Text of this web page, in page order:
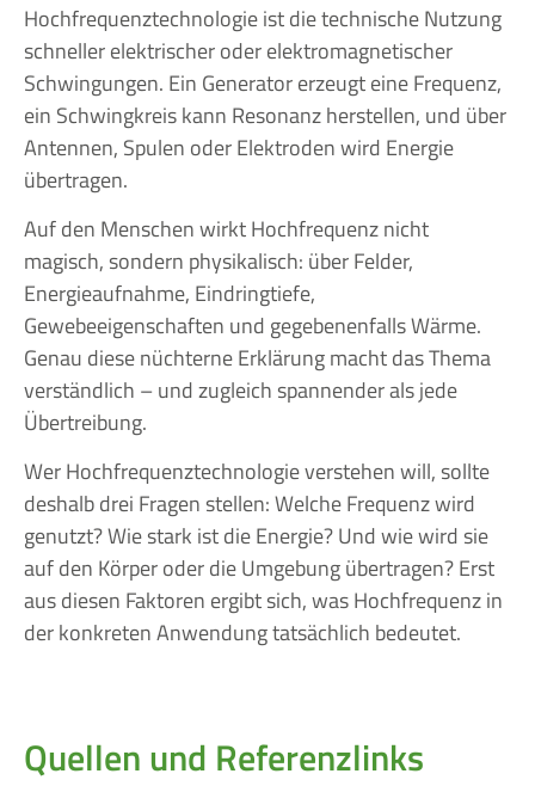
Hochfrequenztechnologie ist die technische Nutzung
schneller elektrischer oder elektromagnetischer
Schwingungen. Ein Generator erzeugt eine Frequenz,
ein Schwingkreis kann Resonanz herstellen, und über
Antennen, Spulen oder Elektroden wird Energie
übertragen.
Auf den Menschen wirkt Hochfrequenz nicht
magisch, sondern physikalisch: über Felder,
Energieaufnahme, Eindringtiefe,
Gewebeeigenschaften und gegebenenfalls Wärme.
Genau diese nüchterne Erklärung macht das Thema
verständlich – und zugleich spannender als jede
Übertreibung.
Wer Hochfrequenztechnologie verstehen will, sollte
deshalb drei Fragen stellen: Welche Frequenz wird
genutzt? Wie stark ist die Energie? Und wie wird sie
auf den Körper oder die Umgebung übertragen? Erst
aus diesen Faktoren ergibt sich, was Hochfrequenz in
der konkreten Anwendung tatsächlich bedeutet.
Quellen und Referenzlinks